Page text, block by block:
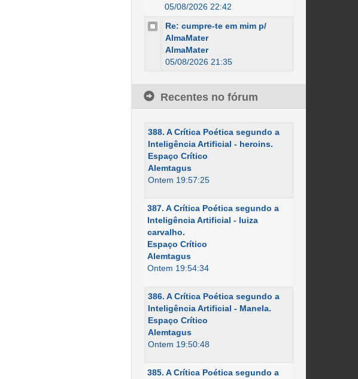
05/08/2026 22:42
Re: cumpre-te em mim p/
AlmaMater
AlmaMater
05/08/2026 21:35
Recentes no fórum
388. A Crítica Poética segundo a
Inteligência Artificial - heroins.
Espaço Crítico
Alemtagus
Ontem 19:57:25
387. A Crítica Poética segundo a
Inteligência Artificial - luiza
carvalho.
Espaço Crítico
Alemtagus
Ontem 19:54:34
386. A Crítica Poética segundo a
Inteligência Artificial - Manela.
Espaço Crítico
Alemtagus
Ontem 19:50:48
385. A Crítica Poética segundo a